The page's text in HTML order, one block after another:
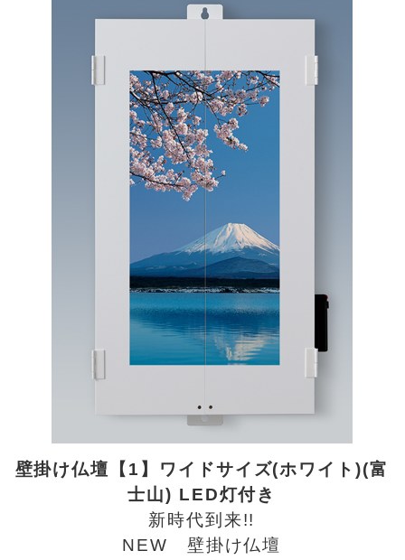
壁掛け仏壇【1】ワイドサイズ(ホワイト)(富
士山) LED灯付き
新時代到来!!
NEW 壁掛け仏壇